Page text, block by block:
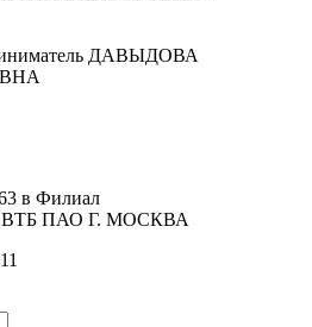
ДАВЫДОВА
в Филиал
ПАО Г. МОСКВА